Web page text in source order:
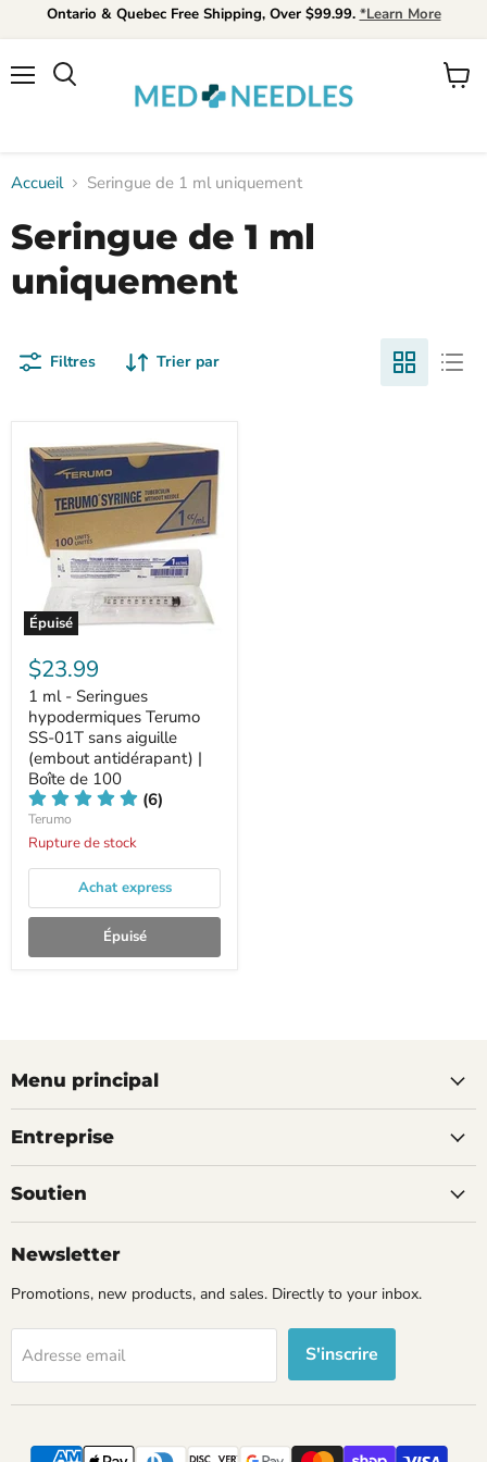
Ontario & Quebec Free Shipping, Over $99.99. *Learn More
Rechercher
Voir
Accueil Seringue de 1 ml uniquement
Seringue de 1 ml
uniquement
Filtres Trier par
Épuisé
$23.99
1 ml - Seringues
hypodermiques Terumo
SS-01T sans aiguille
(embout antidérapant) |
Boîte de 100
(6)
Terumo
Rupture de stock
Achat express
Épuisé
Menu principal
Entreprise
Soutien
Newsletter
Promotions, new products, and sales. Directly to your inbox.
Adresse email S'inscrire